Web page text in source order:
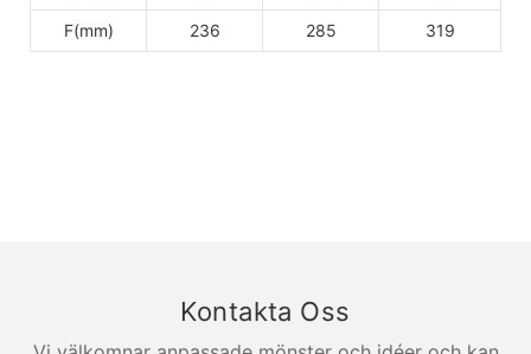
F(mm) 236 285 319
Kontakta Oss